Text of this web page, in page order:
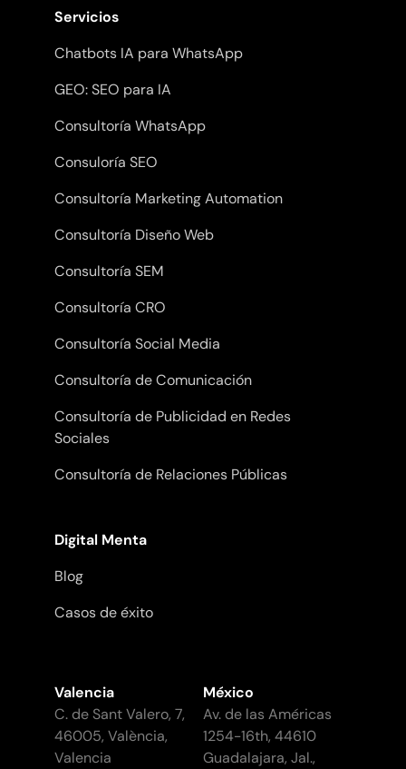
Servicios
Chatbots IA para WhatsApp
GEO: SEO para IA
Consultoría WhatsApp
Consuloría SEO
Consultoría Marketing Automation
Consultoría Diseño Web
Consultoría SEM
Consultoría CRO
Consultoría Social Media
Consultoría de Comunicación
Consultoría de Publicidad en Redes
Sociales
Consultoría de Relaciones Públicas
Digital Menta
Blog
Casos de éxito
Valencia
C. de Sant Valero, 7,
46005, València,
Valencia
México
Av. de las Américas
1254-16th, 44610
Guadalajara, Jal.,